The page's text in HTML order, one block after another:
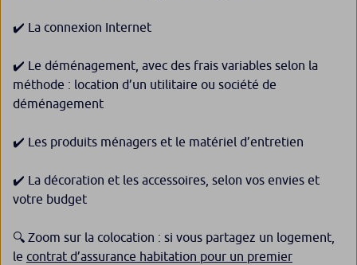
✔️ La connexion Internet
✔️ Le déménagement, avec des frais variables selon la
méthode : location d’un utilitaire ou société de
déménagement
✔️ Les produits ménagers et le matériel d’entretien
✔️ La décoration et les accessoires, selon vos envies et
votre budget
🔍 Zoom sur la colocation : si vous partagez un logement,
le contrat d’assurance habitation pour un premier